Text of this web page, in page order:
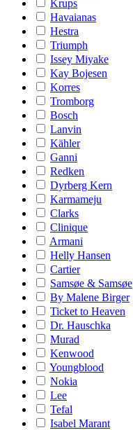
Krups
Havaianas
Hestra
Triumph
Issey Miyake
Kay Bojesen
Korres
Tromborg
Bosch
Lanvin
Kähler
Ganni
Redken
Dyrberg Kern
Karmameju
Clarks
Clinique
Armani
Helly Hansen
Cartier
Samsøe & Samsøe
By Malene Birger
Ticket to Heaven
Dr. Hauschka
Murad
Kenwood
Youngblood
Nokia
Lee
Tefal
Isabel Marant